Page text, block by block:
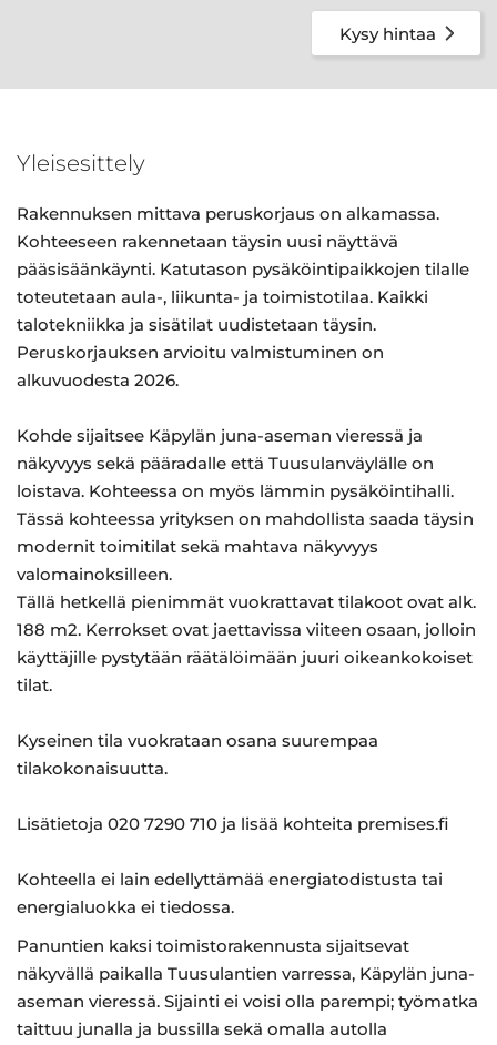
Kysy hintaa
Yleisesittely
Rakennuksen mittava peruskorjaus on alkamassa.
Kohteeseen rakennetaan täysin uusi näyttävä
pääsisäänkäynti. Katutason pysäköintipaikkojen tilalle
toteutetaan aula-, liikunta- ja toimistotilaa. Kaikki
talotekniikka ja sisätilat uudistetaan täysin.
Peruskorjauksen arvioitu valmistuminen on
alkuvuodesta 2026.
Kohde sijaitsee Käpylän juna-aseman vieressä ja
näkyvyys sekä pääradalle että Tuusulanväylälle on
loistava. Kohteessa on myös lämmin pysäköintihalli.
Tässä kohteessa yrityksen on mahdollista saada täysin
modernit toimitilat sekä mahtava näkyvyys
valomainoksilleen.
Tällä hetkellä pienimmät vuokrattavat tilakoot ovat alk.
188 m2. Kerrokset ovat jaettavissa viiteen osaan, jolloin
käyttäjille pystytään räätälöimään juuri oikeankokoiset
tilat.
Kyseinen tila vuokrataan osana suurempaa
tilakokonaisuutta.
Lisätietoja 020 7290 710 ja lisää kohteita premises.fi
Kohteella ei lain edellyttämää energiatodistusta tai
energialuokka ei tiedossa.
Panuntien kaksi toimistorakennusta sijaitsevat
näkyvällä paikalla Tuusulantien varressa, Käpylän juna-
aseman vieressä. Sijainti ei voisi olla parempi; työmatka
taittuu junalla ja bussilla sekä omalla autolla